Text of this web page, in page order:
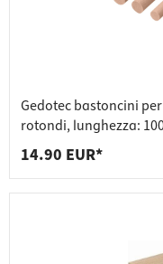
Gedotec bastoncini
rotondi, lunghezza:
14.90 EUR*